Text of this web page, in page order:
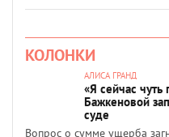
КОЛОНКИ
АЛИСА ГРАНД
«Я сейчас чуть
Бажкеновой
суде
Вопрос о сумме ущерба